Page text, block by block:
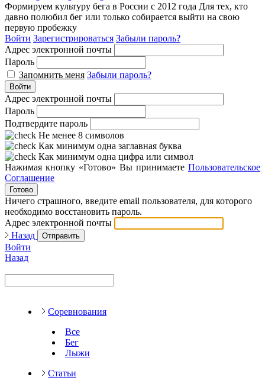
Формируем культуру бега в России с 2012 года Для тех, кто
давно полюбил бег или только собирается выйти на свою
первую пробежку
Войти Зарегистрироваться Забыли пароль?
Адрес электронной почты
Пароль
Запомнить меня Забыли пароль?
Войти
Адрес электронной почты
Пароль
Подтвердите пароль
Не менее 8 символов
Как минимум одна заглавная буква
Как минимум одна цифра или символ
Нажимая кнопку «Готово» Вы принимаете Пользовательское
Соглашение
Готово
Ничего страшного, введите email пользователя, для которого
необходимо восстановить пароль.
Адрес электронной почты
Назад
Отправить
Войти
Назад
Соревнования
Все
Бег
Лыжи
Статьи